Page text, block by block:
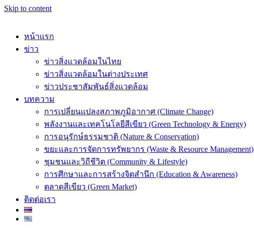
Skip to content
หน้าแรก
ข่าว
ข่าวสิ่งแวดล้อมในไทย
ข่าวสิ่งแวดล้อมในต่างประเทศ
ข่าวประชาสัมพันธ์สิ่งแวดล้อม
บทความ
การเปลี่ยนแปลงสภาพภูมิอากาศ (Climate Change)
พลังงานและเทคโนโลยีสีเขียว (Green Technology & Energy)
การอนุรักษ์ธรรมชาติ (Nature & Conservation)
ขยะและการจัดการทรัพยากร (Waste & Resource Management)
ชุมชนและวิถีชีวิต (Community & Lifestyle)
การศึกษาและการสร้างจิตสำนึก (Education & Awareness)
ตลาดสีเขียว (Green Market)
ติดต่อเรา